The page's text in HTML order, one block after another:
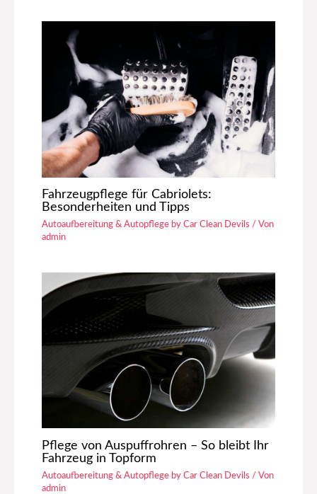
Fahrzeugpflege für Cabriolets:
Besonderheiten und Tipps
Autoaufbereitung & Autopflege by Car Clean Devils / Von
admin
Pflege von Auspuffrohren – So bleibt Ihr
Fahrzeug in Topform
Autoaufbereitung & Autopflege by Car Clean Devils / Von
admin